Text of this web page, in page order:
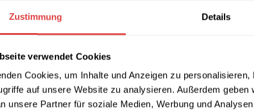
Zustimmung Details
verwendet Cookies
Cookies, um Inhalte und Anzeigen zu
auf unsere Website zu analysieren. Außerdem
unsere Partner für soziale Medien, Werbung und
LIEFERUNG & RÜCKGABE ZAHLUNGSARTEN
und effizienten Kühlschrank mit einer großzügigen
frisch und sicher zu lagern.